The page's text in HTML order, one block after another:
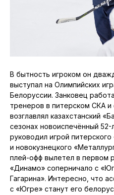
В бытность игроком он
выступал на Олимпийских
Белоруссии. Занковец
тренеров в питерском СКА и
возглавлял казахстанский
сезонах новоиспечённый
руководил игрой
и новокузнецкого
плей-офф вылетел в первом
«Динамо» соперничало с
Гагарина». Интересно, что
с «Югре» станут его